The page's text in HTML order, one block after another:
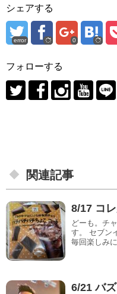
シェアする
error 0
フォローする
関連記事
8/17 コ
どーも。チ
す。 セブン
毎回楽しみ
6/21 バ